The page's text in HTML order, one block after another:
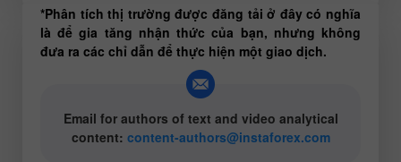
*Phân tích thị trường được đăng tải ở đây có nghĩa
là để gia tăng nhận thức của bạn, nhưng không
đưa ra các chỉ dẫn để thực hiện một giao dịch.
Email for authors of text and video analytical
content: content-authors@instaforex.com